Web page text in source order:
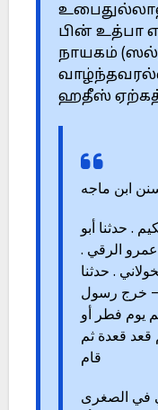
பின் உத்பா
நாயகம்
ஹதீஸ்
ابن ماجه
. حدثنا أبو
عمرو الرقي .
. حدثنا
: – خرج رسول
يوم فطر أو
قعدة ثم
قام
في الصغرى